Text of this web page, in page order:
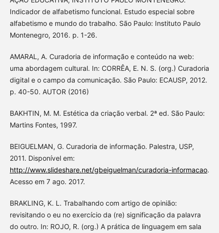
Indicador de alfabetismo funcional. Estudo especial sobre
alfabetismo e mundo do trabalho. São Paulo: Instituto Paulo
Montenegro, 2016. p. 1-26.
AMARAL, A. Curadoria de informação e conteúdo na web:
uma abordagem cultural. In: CORRÊA, E. N. S. (org.) Curadoria
digital e o campo da comunicação. São Paulo: ECAUSP, 2012.
p. 40-50. AUTOR (2016)
BAKHTIN, M. M. Estética da criação verbal. 2ª ed. São Paulo:
Martins Fontes, 1997.
BEIGUELMAN, G. Curadoria de informação. Palestra, USP,
2011. Disponível em:
http://www.slideshare.net/gbeiguelman/curadoria-informacao.
Acesso em 7 ago. 2017.
BRAKLING, K. L. Trabalhando com artigo de opinião:
revisitando o eu no exercício da (re) significação da palavra
do outro. In: ROJO, R. (org.) A prática de linguagem em sala